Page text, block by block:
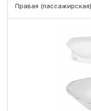
Правая